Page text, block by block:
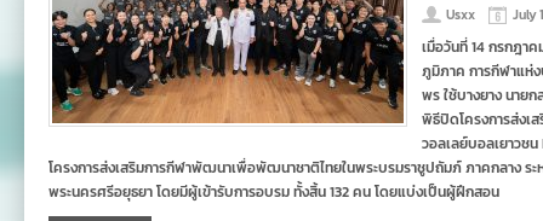
Usxx July
เมื่อวันที่ 14 กรกฎา
ภูมิภาค การกีฬาแห่ง
พร ใช้บางยาง นาย
พิธีปิดโครงการส่งเ
วอลเลย์บอลเยาวช
โครงการส่งเสริมการกีฬาพัฒนาเพื่อพัฒนาชาติไทยในพระบรมราชูปถัมภ์ ภาคกลาง ร
พระนครศรีอยุธยา โดยมีผู้เข้ารับการอบรม ทั้งสิ้น 132 คน โดยแบ่งเป็นผู้ฝึกสอน